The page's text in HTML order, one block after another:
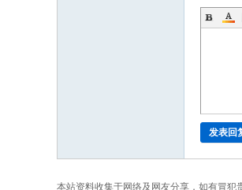
发表回
本站资料收集于网络及网友分享，如有冒犯